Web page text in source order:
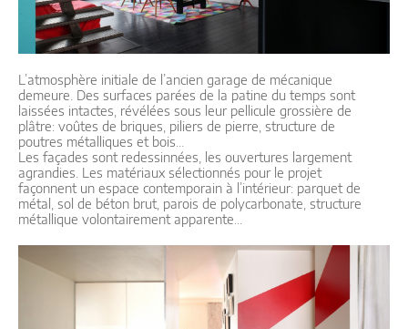
L’atmosphère initiale de l’ancien garage de mécanique
demeure. Des surfaces parées de la patine du temps sont
laissées intactes, révélées sous leur pellicule grossière de
plâtre: voûtes de briques, piliers de pierre, structure de
poutres métalliques et bois…
Les façades sont redessinnées, les ouvertures largement
agrandies. Les matériaux sélectionnés pour le projet
façonnent un espace contemporain à l’intérieur: parquet de
métal, sol de béton brut, parois de polycarbonate, structure
métallique volontairement apparente...